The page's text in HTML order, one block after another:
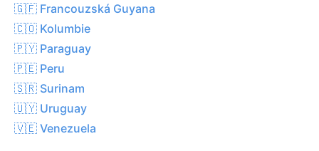
🇬🇫 Francouzská Guyana
🇨🇴 Kolumbie
🇵🇾 Paraguay
🇵🇪 Peru
🇸🇷 Surinam
🇺🇾 Uruguay
🇻🇪 Venezuela